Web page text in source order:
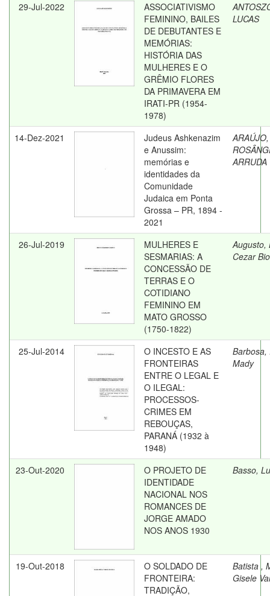
29-Jul-2022
ASSOCIATIVISMO
FEMININO, BAILES
DE DEBUTANTES E
MEMÓRIAS:
HISTÓRIA DAS
MULHERES E O
GRÊMIO FLORES
DA PRIMAVERA EM
IRATI-PR (1954-
1978)
LUCAS
14-Dez-2021
Judeus Ashkenazim
e Anussim:
memórias e
identidades da
Comunidade
Judaica em Ponta
Grossa – PR, 1894 -
2021
ARAÚJO,
ARRUDA
26-Jul-2019
MULHERES E
SESMARIAS: A
CONCESSÃO DE
TERRAS E O
COTIDIANO
FEMININO EM
MATO GROSSO
(1750-1822)
Augusto,
Cezar Bio
25-Jul-2014
O INCESTO E AS
FRONTEIRAS
ENTRE O LEGAL E
O ILEGAL:
PROCESSOS-
CRIMES EM
REBOUÇAS,
PARANÁ (1932 à
1948)
Barbosa,
Mady
23-Out-2020
O PROJETO DE
IDENTIDADE
NACIONAL NOS
ROMANCES DE
JORGE AMADO
NOS ANOS 1930
Basso,
19-Out-2018
O SOLDADO DE
FRONTEIRA:
TRADIÇÃO,
Batista ,
Gisele